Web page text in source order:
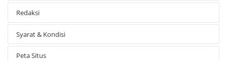
Redaksi
Syarat & Kondisi
Peta Situs